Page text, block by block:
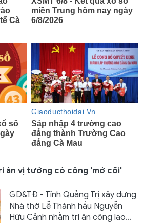
ân vị tướng có công 'mở cõi'
GD&TĐ - Tỉnh Quảng Trị xây dựng
Nhà thờ Lễ Thành hầu Nguyễn
Hữu Cảnh nhằm tri ân công lao...